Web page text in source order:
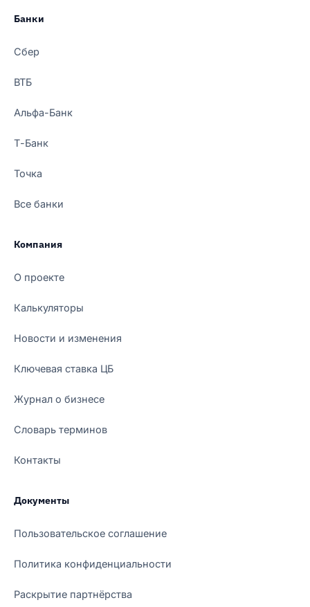
Банки
Сбер
ВТБ
Альфа-Банк
Т-Банк
Точка
Все банки
Компания
О проекте
Калькуляторы
Новости и изменения
Ключевая ставка ЦБ
Журнал о бизнесе
Словарь терминов
Контакты
Документы
Пользовательское соглашение
Политика конфиденциальности
Раскрытие партнёрства